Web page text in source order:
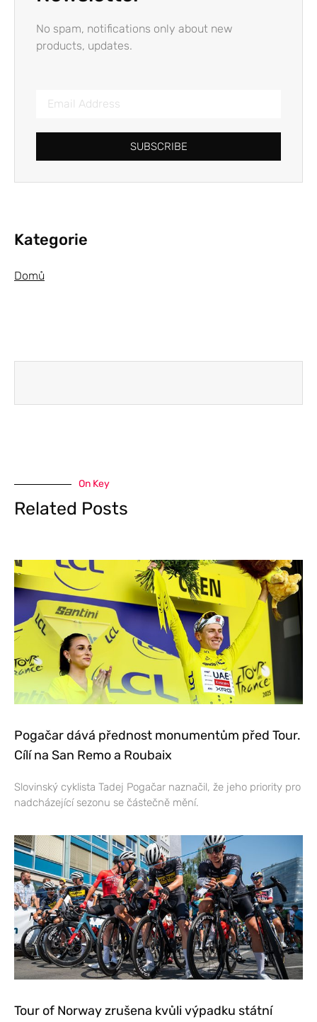
No spam, notifications only about new
products, updates.
SUBSCRIBE
Kategorie
Domů
On Key
Related Posts
Pogačar dává přednost monumentům před Tour.
Cílí na San Remo a Roubaix
Slovinský cyklista Tadej Pogačar naznačil, že jeho priority pro
nadcházející sezonu se částečně mění.
Tour of Norway zrušena kvůli výpadku státní